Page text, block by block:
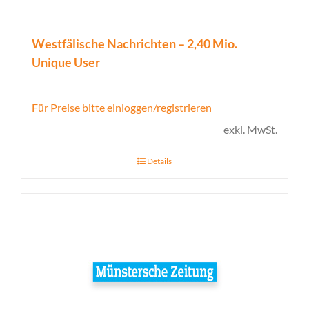
Westfälische Nachrichten – 2,40 Mio.
Unique User
Für Preise bitte einloggen/registrieren
exkl. MwSt.
Details